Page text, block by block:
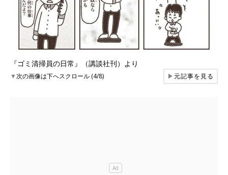
『ゴミ清掃員の日常』（講談社刊）より
▼次の画像は下へスクロール (4/8) ▶元記事を見る